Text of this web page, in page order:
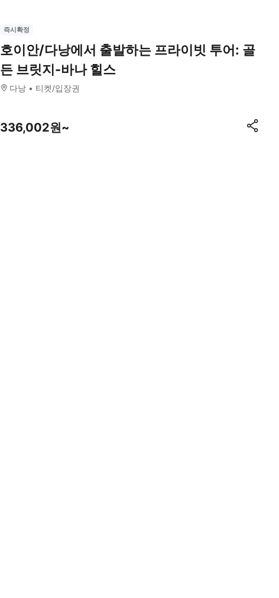
즉시확정
호이안/다낭에서 출발하는 프라이빗 투어: 골
든 브릿지-바나 힐스
다낭 티켓/입장권
336,002원~